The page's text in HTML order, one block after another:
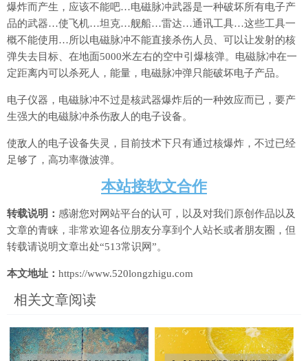
爆炸而产生，应该不能吧…电磁脉冲武器是一种破坏所有电子产
品的武器…使飞机…坦克…舰船…雷达…通讯工具…这些工具一
概不能使用…所以电磁脉冲不能直接杀伤人员、可以让发射的核
弹失去目标、在地面5000米左右的空中引爆核弹。电磁脉冲在一
定距离内可以杀死人，能量，电磁脉冲弹只能破坏电子产品。
电子仪器，电磁脉冲不过是核武器爆炸后的一种效应而已，要产
生强大的电磁脉冲杀伤敌人的电子设备。
使敌人的电子设备失灵，目前技术下只有通过核爆炸，不过已经
足够了，高功率微波弹。
本站接软文合作
转载说明： 感谢您对网站平台的认可，以及对我们原创作品以及
文章的青睐，非常欢迎各位朋友分享到个人站长或者朋友圈，但
转载请说明文章出处“513常识网”。
本文地址： https://www.520longzhigu.com
相关文章阅读